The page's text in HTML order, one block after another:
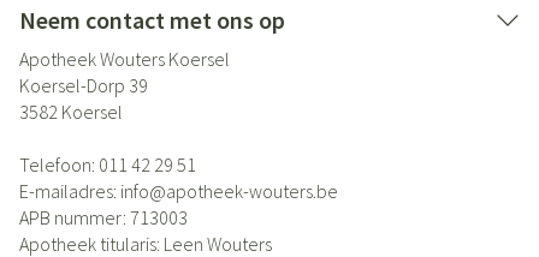
Neem contact met ons op
Apotheek Wouters Koersel
Koersel-Dorp 39
3582 Koersel
Telefoon: 011 42 29 51
E-mailadres: info@apotheek-wouters.be
APB nummer: 713003
Apotheek titularis: Leen Wouters